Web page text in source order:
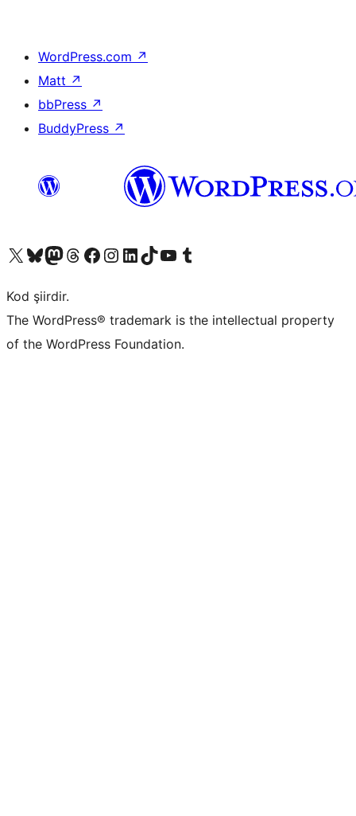
WordPress.com ↗
Matt ↗
bbPress ↗
BuddyPress ↗
X (eski Twitter) hesabımıza bakın
Bluesky hesabımızı ziyaret edinMastodon hesabımızı ziyaret edinThreads hesabımızı ziyaret edinFacebook sayfamızı ziyaret edinInstagram hesabımızı ziyaret edinLinkedIn hesabımızı ziyaret edinTikTok hesabımızı ziyaret edinYouTube kanalımızı ziyaret edinTumblr hesabımızı ziyaret edin
Kod şiirdir.
The WordPress® trademark is the intellectual property
of the WordPress Foundation.